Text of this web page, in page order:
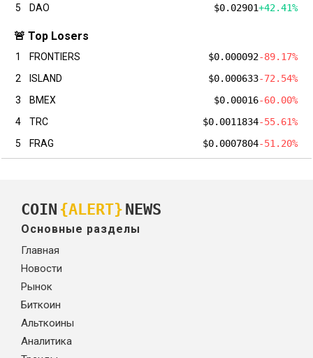
5
DAO $0.02901+42.41%
🚨 Top Losers
1 FRONTIERS $0.000092-89.17%
2
ISLAND $0.000633-72.54%
3
BMEX $0.00016-60.00%
4
TRC $0.0011834-55.61%
5
FRAG $0.0007804-51.20%
COIN {ALERT} NEWS
Основные разделы
Главная
Новости
Рынок
Биткоин
Альткоины
Аналитика